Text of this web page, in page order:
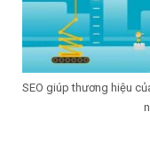
SEO giúp thương hiệu